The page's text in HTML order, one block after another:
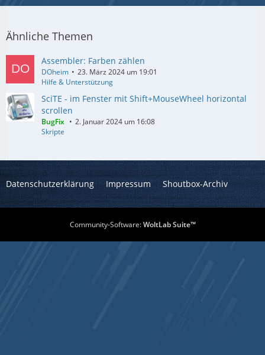
Ähnliche Themen
Assembler: Farben zählen
DOheim
23. März 2024 um 19:01
Hilfe & Unterstützung
SciTE - im Fenster mit Shift+MouseWheel horizontal
scrollen
BugFix
2. Januar 2024 um 16:08
Skripte
Datenschutzerklärung Impressum Shoutbox-Archiv
Community-Software:WoltLab Suite™